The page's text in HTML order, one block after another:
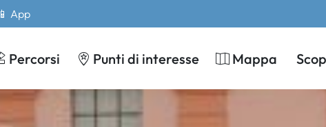
📱 App
Percorsi Punti di interesse Mappa